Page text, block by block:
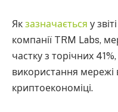
Як зазначається у
компанії TRM Labs,
частку з торічних
використання мережі
криптоекономіці.